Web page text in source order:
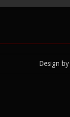
Design